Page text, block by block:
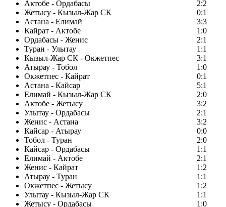
Актобе - Ордабасы
2:2
Жетысу - Кызыл-Жар СК
0:1
Астана - Елимай
3:3
Кайрат - Актобе
1:0
Ордабасы - Женис
2:1
Туран - Улытау
1:1
Кызыл-Жар СК - Окжетпес
3:1
Атырау - Тобол
1:0
Окжетпес - Кайрат
0:1
Астана - Кайсар
5:1
Елимай - Кызыл-Жар СК
2:0
Актобе - Жетысу
3:2
Улытау - Ордабасы
2:1
Женис - Астана
3:2
Кайсар - Атырау
0:0
Тобол - Туран
2:0
Кайсар - Ордабасы
1:1
Елимай - Актобе
2:1
Женис - Кайрат
1:2
Атырау - Туран
1:1
Окжетпес - Жетысу
1:2
Улытау - Кызыл-Жар СК
1:1
Жетысу - Ордабасы
1:0